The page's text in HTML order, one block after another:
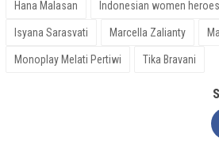
Hana Malasan Indonesian women
Isyana Sarasvati Marcella Zalianty
Monoplay Melati Pertiwi Tika Bravani